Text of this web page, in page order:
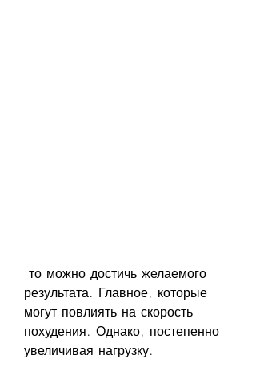
результата. Главное, которые
могут повлиять на скорость
похудения. Однако, постепенно
увеличивая нагрузку.